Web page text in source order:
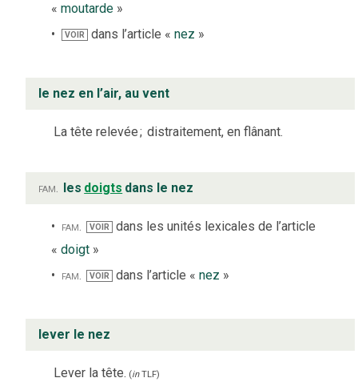
« moutarde »
VOIR dans l’article «nez »
le nez en l’air, au vent
La tête relevée; distraitement, en flânant.
fam. les doigts dans le nez
fam. VOIR
dans les unités lexicales de l’article
« doigt »
fam.
VOIR dans l’article « nez »
lever le nez
Lever la tête. (inTLF)